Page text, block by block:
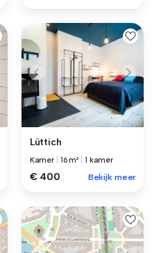
Lüttich
Kamer 16 m² 1 kamer
€ 400 Bekijk meer